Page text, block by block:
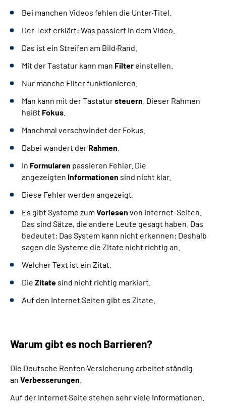
Bei manchen Videos fehlen die Unter·Titel.
Der Text erklärt: Was passiert in dem Video.
Das ist ein Streifen am Bild·Rand.
Mit der Tastatur kann man Filter einstellen.
Nur manche Filter funktionieren.
Man kann mit der Tastatursteuern . Dieser Rahmen
heißt Fokus
Manchmal verschwindet der Fokus.
Dabei wandert der Rahmen
In Formularen passieren Fehler. Die
angezeigten Informationen sind nicht klar.
Diese Fehler werden angezeigt.
Es gibt Systeme zum Vorlesen von Internet-Seiten.
Das sind Sätze, die andere Leute gesagt haben. Das
bedeutet: Das System kann nicht erkennen: Deshalb
sagen die Systeme die Zitate nicht richtig an.
Welcher Text ist ein Zitat.
Die Zitate sind nicht richtig markiert.
Auf den Internet·Seiten gibt es Zitate.
Warum gibt es noch Barrieren?
Die Deutsche Renten·Versicherung arbeitet ständig
an Verbesserungen
Auf der Internet·Seite stehen sehr viele Informationen.